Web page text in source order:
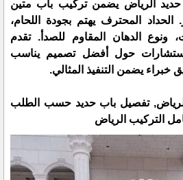
حديد الرياض يضمن تركيب باب متين
الحداد المحترف يهتم بجودة اللحام،
ونوع الدهان المقاوم للصدأ. تقدم
حول أفضل تصميم يناسب
خبراء يضمن التنفيذ المثالي.
تفصيل باب حديد حسب الطلب
التركيب الرياض